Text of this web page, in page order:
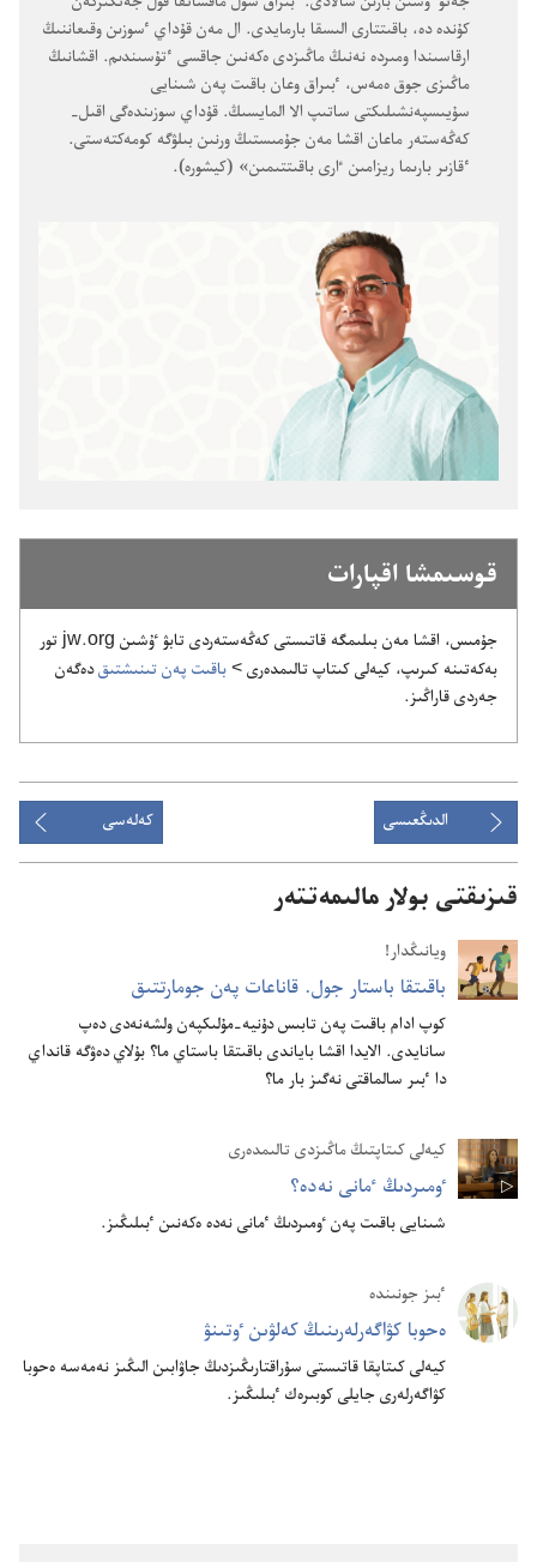
كۇندە دە،‏ باقىتتارى الىسقا بارمايدى.‏ ال مەن قۇداي ٴ‌سوزىن وقىعاننىڭ
ارقاسىندا ومىردە نەنىڭ ماڭىزدى ەكەنىن جاقسى ٴ‌تۇسىندىم.‏ اقشانىڭ
ماڭىزى جوق ەمەس،‏ ٴ‌بىراق وعان باقىت پەن شىنايى
سۇيىسپەنشىلىكتى ساتىپ الا المايسىڭ.‏ قۇداي سوزىندەگى اقىل-‏
كەڭەستەر ماعان اقشا مەن جۇمىستىڭ ورنىن بىلۋگە كومەكتەستى.‏
ٴ‌قازىر بارىما ريزامىن ٵرى باقىتتىمىن» (‏كيشورە)‏.‏
قوسىمشا اقپارات
جۇمىس،‏ اقشا مەن بىلىمگە قاتىستى كەڭەستەردى تابۋ ٷشىن jw.org تور
بەكەتىنە كىرىپ،‏ كيەلى كىتاپ تالىمدەرى >‏ باقىت پەن تىنىشتىقدەگەن
جەردى قاراڭىز.‏
الدىڭعىسى كەلەسى
قىزىقتى بولار مالىمەتتەر
ويانىڭدار!
باقىتقا باستار جول.‏ قاناعات پە‌ن جومارتتىق
كوپ ادام باقىت پە‌ن تابىس دۇ‌نيە-‏مۇ‌لىكپە‌ن ولشە‌نە‌دى دە‌پ
سانايدى.‏ الايدا اقشا باياندى باقىتقا باستاي ما؟‏ بۇ‌لاي دە‌ۋگە قانداي
دا ٴ‌بىر سالماقتى نە‌گىز بار ما؟‏
كيە‌لى كىتاپتىڭ ماڭىزدى تالىمدە‌رى
ٶمىردىڭ ٴ‌مانى نە‌دە؟‏
شىنايى باقىت پە‌ن ٶمىردىڭ ٴ‌مانى نە‌دە ە‌كە‌نىن ٴ‌بىلىڭىز.‏
ٴ‌بىز جونىندە
ە‌حوبا كۋاگە‌رلە‌رىنىڭ كە‌لۋىن ٶتىنۋ
كيە‌لى كىتاپقا قاتىستى سۇ‌راقتارىڭىزدىڭ جاۋابىن الىڭىز نە‌مە‌سە ە‌حوبا
كۋاگە‌رلە‌رى جايلى كوبىرە‌ك ٴ‌بىلىڭىز.‏